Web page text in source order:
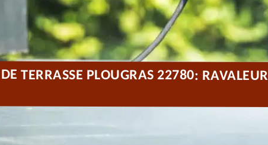
TERRASSE PLOUGRAS 22780: RAVALEUR